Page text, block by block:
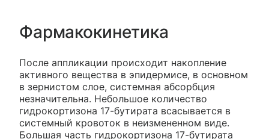
Фармакокинетика
После аппликации происходит накопление
активного вещества в эпидермисе, в основном
в зернистом слое, системная абсорбция
незначительна. Небольшое количество
гидрокортизона 17-бутирата всасывается в
системный кровоток в неизмененном виде.
Большая часть гидрокортизона 17-бутирата